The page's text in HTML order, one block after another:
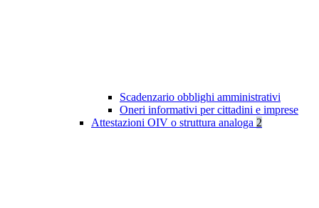
Scadenzario obblighi amministrativi
Oneri informativi per cittadini e imprese
Attestazioni OIV o struttura analoga 2